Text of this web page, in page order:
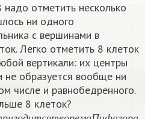
отметить несколько
ни одного
с вершинами в
Легко отметить 8 клеток
вертикали: их центры
образуется вообще ни
числе и равнобедренного.
8 клеток?
ригод итсятео аП ф